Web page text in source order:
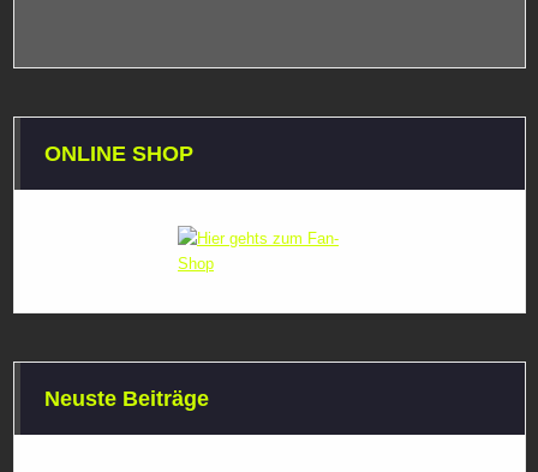
ONLINE SHOP
Neuste Beiträge